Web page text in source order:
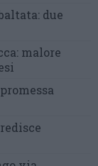
due
malore
promessa